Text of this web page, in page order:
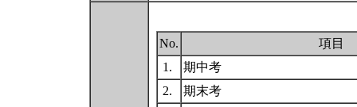
No.
項目
1.
期中考
2.
期末考